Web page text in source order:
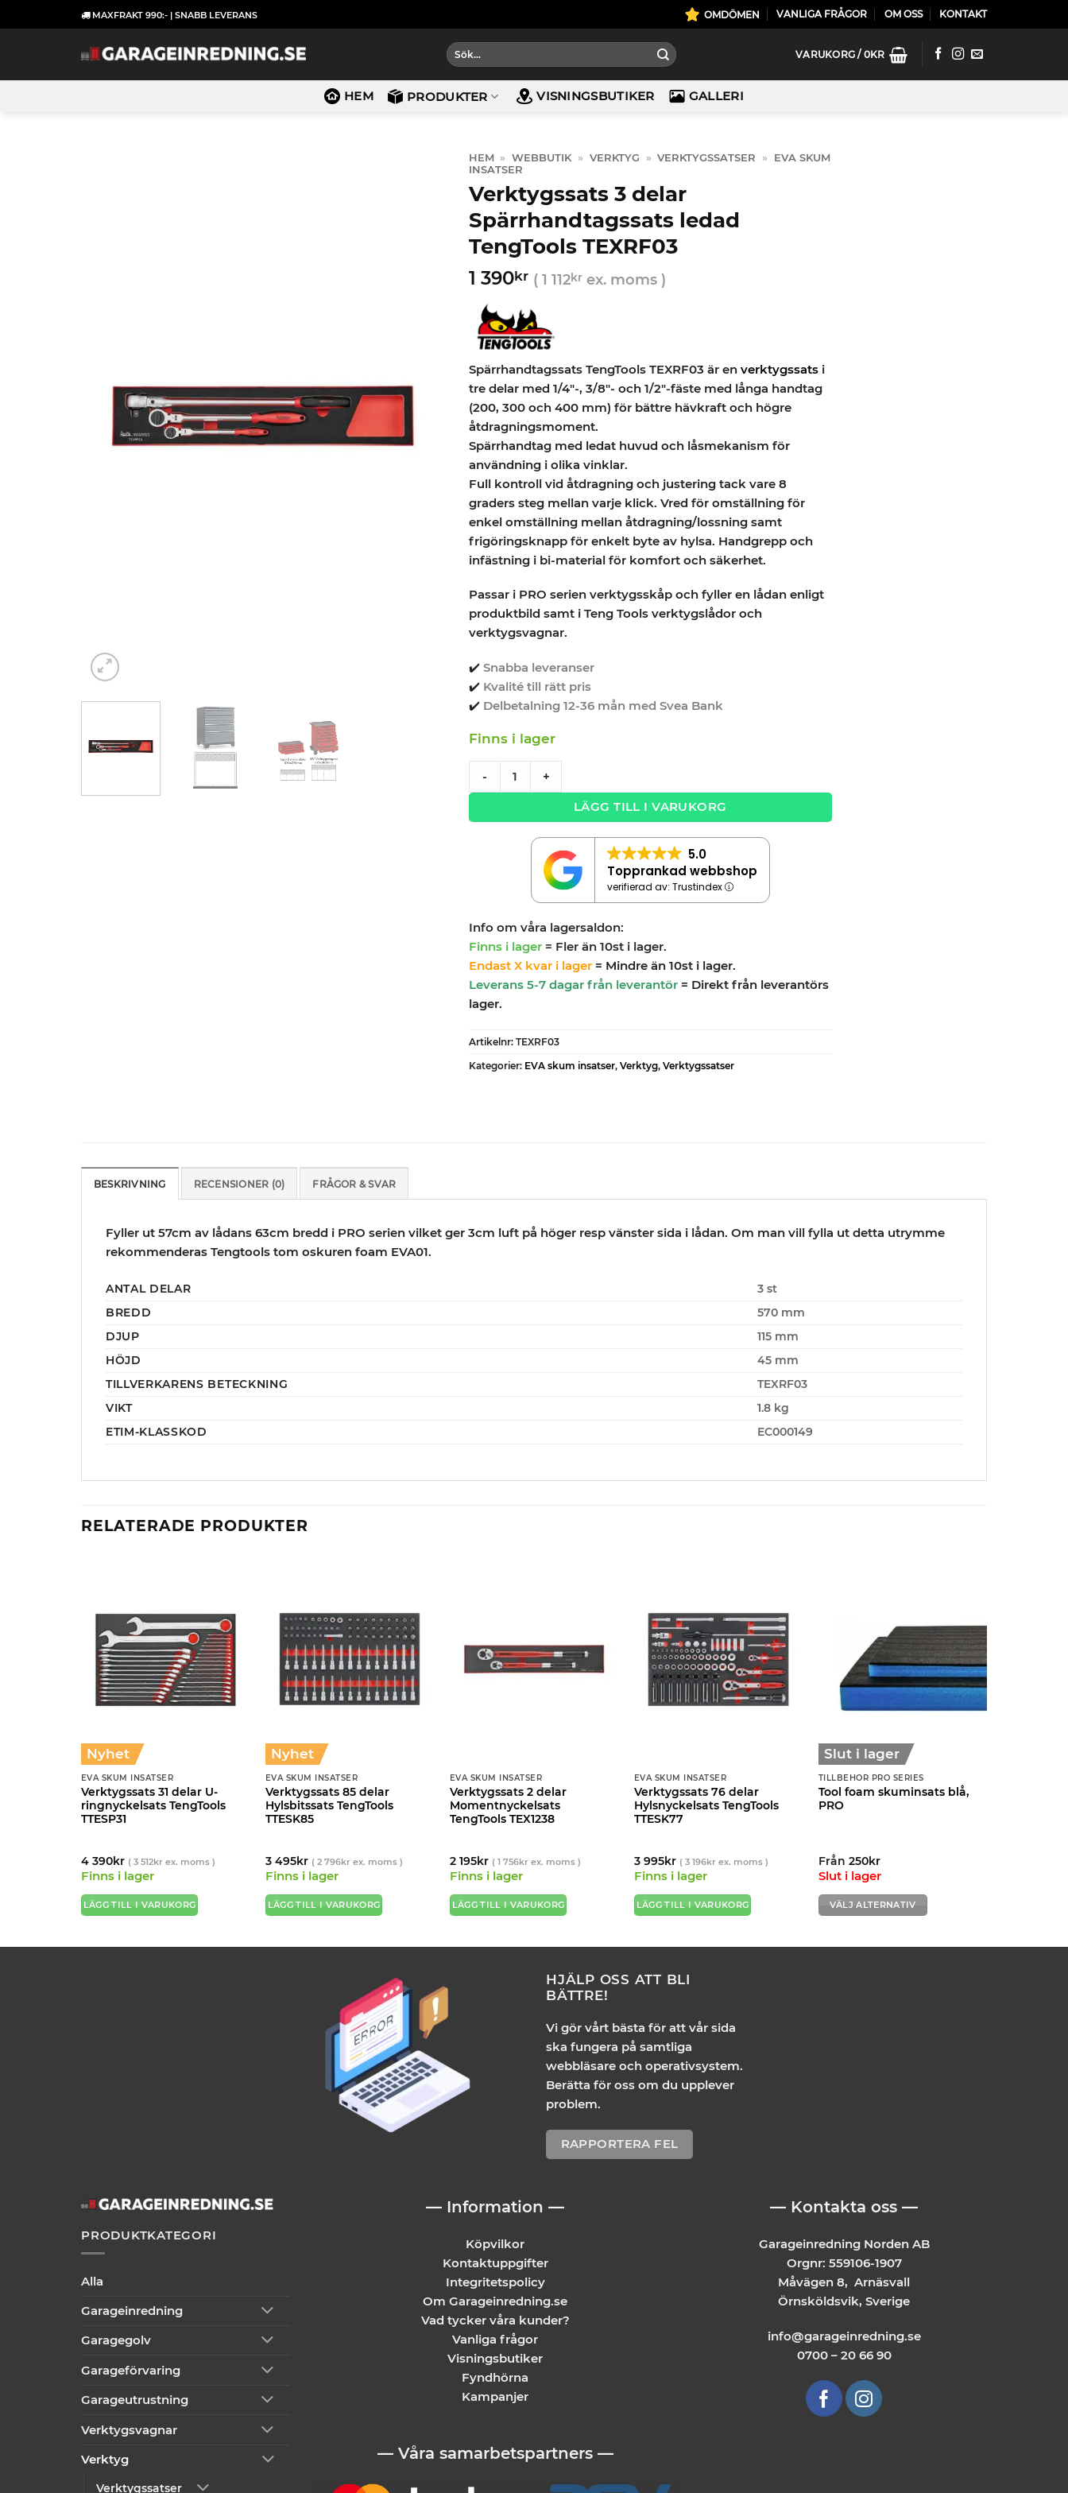
to
MAXFRAKT 990:- | SNABB LEVERANS OMDÖMEN VANLIGA FRÅGOR OM OSS KONTAKT
Sök
efter:
VARUKORG / 0KR
HEM PRODUKTER VISNINGSBUTIKER GALLERI
HEM » WEBBUTIK » VERKTYG » VERKTYGSSATSER »
EVA SKUM
INSATSER
Verktygssats 3 delar
Spärrhandtagssats ledad
TengTools TEXRF03
1 390kr ( 1 112krex. moms )
Spärrhandtagssats TengTools TEXRF03 är en verktygssatsi
tre delar med 1/4″-, 3/8″- och 1/2″-fäste med långa handtag
(200, 300 och 400 mm) för bättre hävkraft och högre
åtdragningsmoment.
Spärrhandtag med ledat huvud och låsmekanism för
användning i olika vinklar.
Full kontroll vid åtdragning och justering tack vare 8
graders steg mellan varje klick. Vred för omställning för
enkel omställning mellan åtdragning/lossning samt
frigöringsknapp för enkelt byte av hylsa. Handgrepp och
infästning i bi-material för komfort och säkerhet.
Passar i PRO serien verktygsskåp och fyller en lådan enligt
produktbild samt i Teng Tools verktygslådor och
verktygsvagnar.
✔️ Snabba leveranser
✔️ Kvalité till rätt pris
✔️ Delbetalning 12-36 mån med Svea Bank
Finns i lager
- +
LÄGG TILL I VARUKORG
5.0
Topprankad webbshop
verifierad av: Trustindex
Info om våra lagersaldon:
Finns i lager = Fler än 10st i lager.
Endast X kvar i lager = Mindre än 10st i lager.
Leverans 5-7 dagar från leverantör= Direkt från leverantörs
lager.
Artikelnr: TEXRF03
Kategorier: EVA skum insatser, Verktyg, Verktygssatser
BESKRIVNING RECENSIONER (0) FRÅGOR & SVAR
Fyller ut 57cm av lådans 63cm bredd i PRO serien vilket ger 3cm luft på höger resp vänster sida i lådan. Om man vill fylla ut detta utrymme
rekommenderas Tengtools tom oskuren foam EVA01.
ANTAL DELAR
3 st
BREDD
570 mm
DJUP
115 mm
HÖJD
45 mm
TILLVERKARENS BETECKNING
TEXRF03
VIKT
1.8 kg
ETIM-KLASSKOD
EC000149
RELATERADE PRODUKTER
Nyhet
EVA SKUM INSATSER
Verktygssats 31 delar U-
ringnyckelsats TengTools
TTESP31
4 390kr ( 3 512krex. moms )
Finns i lager
LÄGG TILL I VARUKORG
Nyhet
EVA SKUM INSATSER
Verktygssats 85 delar
Hylsbitssats TengTools
TTESK85
3 495kr ( 2 796krex. moms )
Finns i lager
LÄGG TILL I VARUKORG
EVA SKUM INSATSER
Verktygssats 2 delar
Momentnyckelsats
TengTools TEX1238
2 195kr ( 1 756krex. moms )
Finns i lager
LÄGG TILL I VARUKORG
EVA SKUM INSATSER
Verktygssats 76 delar
Hylsnyckelsats TengTools
TTESK77
3 995kr ( 3 196krex. moms )
Finns i lager
LÄGG TILL I VARUKORG
Slut i lager
TILLBEHÖR PRO SERIES
Tool foam skuminsats blå,
PRO
Från 250kr
Slut i lager
VÄLJ ALTERNATIV
HJÄLP OSS ATT BLI
BÄTTRE!
Vi gör vårt bästa för att vår sida
ska fungera på samtliga
webbläsare och operativsystem.
Berätta för oss om du upplever
problem.
RAPPORTERA FEL
PRODUKTKATEGORI
Alla
Garageinredning
Garagegolv
Garageförvaring
Garageutrustning
Verktygsvagnar
Verktyg
Verktygssatser
— Information —
Köpvilkor
Kontaktuppgifter
Integritetspolicy
Om Garageinredning.se
Vad tycker våra kunder?
Vanliga frågor
Visningsbutiker
Fyndhörna
Kampanjer
— Våra samarbetspartners —
— Kontakta oss —
Garageinredning Norden AB
Orgnr: 559106-1907
Måvägen 8, Arnäsvall
Örnsköldsvik, Sverige
info@garageinredning.se
0700 – 20 66 90